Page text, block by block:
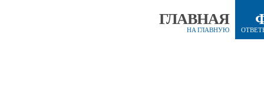
ГЛАВНАЯ
НА ГЛАВНУЮ